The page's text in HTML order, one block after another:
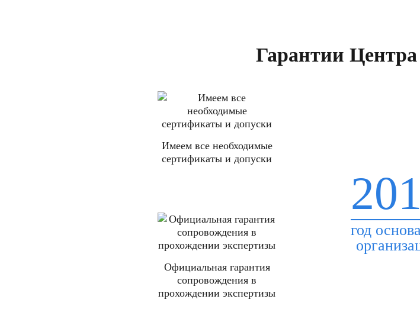
Гарантии
Имеем все необходимые
сертификаты и допуски
Официальная гарантия
сопровождения в
прохождении экспертизы
год